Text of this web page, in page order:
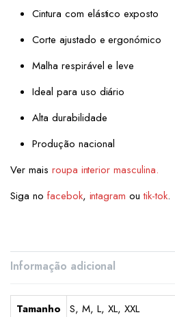
Cintura com elástico exposto
Corte ajustado e ergonómico
Malha respirável e leve
Ideal para uso diário
Alta durabilidade
Produção nacional
Ver mais roupa interior masculina.
Siga no facebok, intagram outik-tok.
Informação adicional
Tamanho S, M, L, XL, XXL